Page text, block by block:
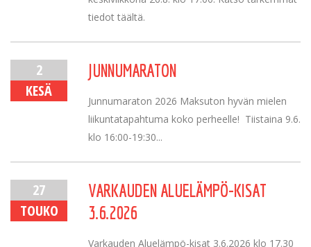
tiedot täältä.
2
KESÄ
JUNNUMARATON
Junnumaraton 2026 Maksuton hyvän mielen
liikuntatapahtuma koko perheelle! Tiistaina 9.6.
klo 16:00-19:30...
27
TOUKO
VARKAUDEN ALUELÄMPÖ-KISAT
3.6.2026
Varkauden Aluelämpö-kisat 3.6.2026 klo 17.30